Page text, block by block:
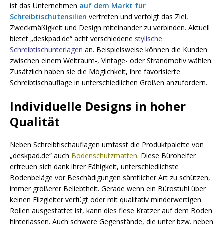
ist das Unternehmen auf dem Markt für
Schreibtischutensilien vertreten und verfolgt das Ziel,
Zweckmäßigkeit und Design miteinander zu verbinden. Aktuell
bietet „deskpad.de“ acht verschiedene stylische
Schreibtischunterlagen an. Beispielsweise können die Kunden
zwischen einem Weltraum-, Vintage- oder Strandmotiv wählen.
Zusätzlich haben sie die Möglichkeit, ihre favorisierte
Schreibtischauflage in unterschiedlichen Größen anzufordern.
Individuelle Designs in hoher
Qualität
Neben Schreibtischauflagen umfasst die Produktpalette von
„deskpad.de“ auch Bodenschutzmatten. Diese Bürohelfer
erfreuen sich dank ihrer Fähigkeit, unterschiedlichste
Bodenbeläge vor Beschädigungen sämtlicher Art zu schützen,
immer größerer Beliebtheit. Gerade wenn ein Bürostuhl über
keinen Filzgleiter verfügt oder mit qualitativ minderwertigen
Rollen ausgestattet ist, kann dies fiese Kratzer auf dem Boden
hinterlassen. Auch schwere Gegenstände, die unter bzw. neben